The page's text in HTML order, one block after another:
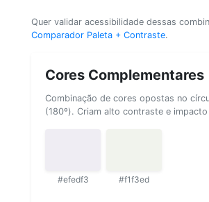
Quer validar acessibilidade dessas
Comparador Paleta + Contraste.
Cores Complementares
Combinação de cores opostas no
(180º). Criam alto contraste e impacto
#efedf3 #f1f3ed